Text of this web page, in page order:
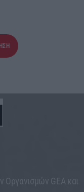
Οργανισμών GEA και